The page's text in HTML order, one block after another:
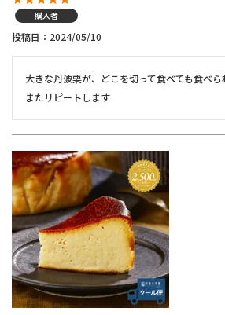
購入者
投稿日 2024/05/10
大きな丹波栗が、どこを切って食べても食べ
またリピートします